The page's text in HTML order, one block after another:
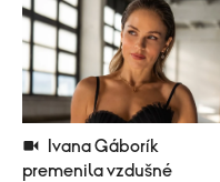
premenila vzdušné